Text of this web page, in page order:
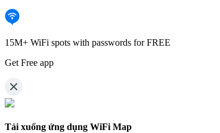
15M+ WiFi spots with passwords for FREE
Get Free app
Tải xuống ứng dụng WiFi Map